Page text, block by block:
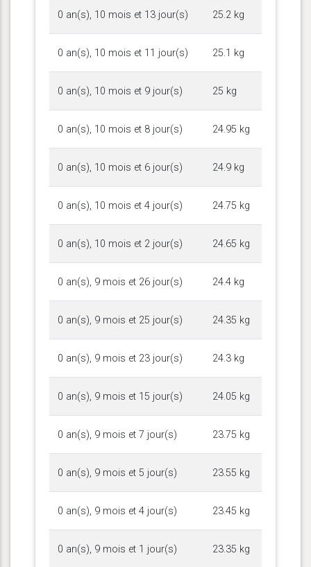
0 an(s), 10 mois et 13 jour(s) 25.2 kg
0 an(s), 10 mois et 11 jour(s) 25.1 kg
0 an(s), 10 mois et 9 jour(s) 25 kg
0 an(s), 10 mois et 8 jour(s) 24.95 kg
0 an(s), 10 mois et 6 jour(s) 24.9 kg
0 an(s), 10 mois et 4 jour(s) 24.75 kg
0 an(s), 10 mois et 2 jour(s) 24.65 kg
0 an(s), 9 mois et 26 jour(s) 24.4 kg
0 an(s), 9 mois et 25 jour(s) 24.35 kg
0 an(s), 9 mois et 23 jour(s) 24.3 kg
0 an(s), 9 mois et 15 jour(s) 24.05 kg
0 an(s), 9 mois et 7 jour(s) 23.75 kg
0 an(s), 9 mois et 5 jour(s) 23.55 kg
0 an(s), 9 mois et 4 jour(s) 23.45 kg
0 an(s), 9 mois et 1 jour(s) 23.35 kg